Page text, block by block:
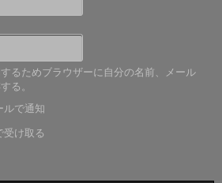
るためブラウザーに自分の名前、メール
る。
ルで通知
受け取る